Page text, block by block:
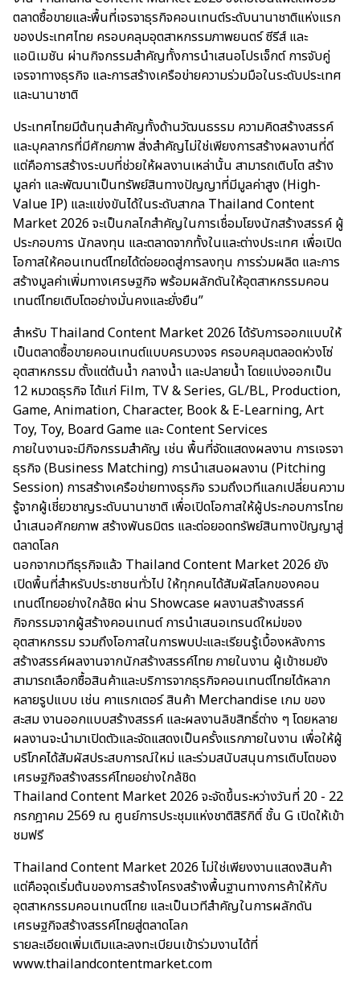
ตลาดซื้อขายและพื้นที่เจรจาธุรกิจคอนเทนต์ระดับนานาชาติแห่งแรก
ของประเทศไทย ครอบคลุมอุตสาหกรรมภาพยนตร์ ซีรีส์ และ
แอนิเมชัน ผ่านกิจกรรมสำคัญทั้งการนำเสนอโปรเจ็กต์ การจับคู่
เจรจาทางธุรกิจ และการสร้างเครือข่ายความร่วมมือในระดับประเทศ
และนานาชาติ
ประเทศไทยมีต้นทุนสำคัญทั้งด้านวัฒนธรรม ความคิดสร้างสรรค์
และบุคลากรที่มีศักยภาพ สิ่งสำคัญไม่ใช่เพียงการสร้างผลงานที่ดี
แต่คือการสร้างระบบที่ช่วยให้ผลงานเหล่านั้น สามารถเติบโต สร้าง
มูลค่า และพัฒนาเป็นทรัพย์สินทางปัญญาที่มีมูลค่าสูง (High-
Value IP) และแข่งขันได้ในระดับสากล Thailand Content
Market 2026 จะเป็นกลไกสำคัญในการเชื่อมโยงนักสร้างสรรค์ ผู้
ประกอบการ นักลงทุน และตลาดจากทั้งในและต่างประเทศ เพื่อเปิด
โอกาสให้คอนเทนต์ไทยได้ต่อยอดสู่การลงทุน การร่วมผลิต และการ
สร้างมูลค่าเพิ่มทางเศรษฐกิจ พร้อมผลักดันให้อุตสาหกรรมคอน
เทนต์ไทยเติบโตอย่างมั่นคงและยั่งยืน”
สำหรับ Thailand Content Market 2026 ได้รับการออกแบบให้
เป็นตลาดซื้อขายคอนเทนต์แบบครบวงจร ครอบคลุมตลอดห่วงโซ่
อุตสาหกรรม ตั้งแต่ต้นน้ำ กลางน้ำ และปลายน้ำ โดยแบ่งออกเป็น
12 หมวดธุรกิจ ได้แก่ Film, TV & Series, GL/BL, Production,
Game, Animation, Character, Book & E-Learning, Art
Toy, Toy, Board Game และ Content Services
ภายในงานจะมีกิจกรรมสำคัญ เช่น พื้นที่จัดแสดงผลงาน การเจรจา
ธุรกิจ (Business Matching) การนำเสนอผลงาน (Pitching
Session) การสร้างเครือข่ายทางธุรกิจ รวมถึงเวทีแลกเปลี่ยนความ
รู้จากผู้เชี่ยวชาญระดับนานาชาติ เพื่อเปิดโอกาสให้ผู้ประกอบการไทย
นำเสนอศักยภาพ สร้างพันธมิตร และต่อยอดทรัพย์สินทางปัญญาสู่
ตลาดโลก
นอกจากเวทีธุรกิจแล้ว Thailand Content Market 2026 ยัง
เปิดพื้นที่สำหรับประชาชนทั่วไป ให้ทุกคนได้สัมผัสโลกของคอน
เทนต์ไทยอย่างใกล้ชิด ผ่าน Showcase ผลงานสร้างสรรค์
กิจกรรมจากผู้สร้างคอนเทนต์ การนำเสนอเทรนด์ใหม่ของ
อุตสาหกรรม รวมถึงโอกาสในการพบปะและเรียนรู้เบื้องหลังการ
สร้างสรรค์ผลงานจากนักสร้างสรรค์ไทย ภายในงาน ผู้เข้าชมยัง
สามารถเลือกซื้อสินค้าและบริการจากธุรกิจคอนเทนต์ไทยได้หลาก
หลายรูปแบบ เช่น คาแรกเตอร์ สินค้า Merchandise เกม ของ
สะสม งานออกแบบสร้างสรรค์ และผลงานลิขสิทธิ์ต่าง ๆ โดยหลาย
ผลงานจะนำมาเปิดตัวและจัดแสดงเป็นครั้งแรกภายในงาน เพื่อให้ผู้
บริโภคได้สัมผัสประสบการณ์ใหม่ และร่วมสนับสนุนการเติบโตของ
เศรษฐกิจสร้างสรรค์ไทยอย่างใกล้ชิด
Thailand Content Market 2026 จะจัดขึ้นระหว่างวันที่ 20 - 22
กรกฎาคม 2569 ณ ศูนย์การประชุมแห่งชาติสิริกิติ์ ชั้น G เปิดให้เข้า
ชมฟรี
Thailand Content Market 2026 ไม่ใช่เพียงงานแสดงสินค้า
แต่คือจุดเริ่มต้นของการสร้างโครงสร้างพื้นฐานทางการค้าให้กับ
อุตสาหกรรมคอนเทนต์ไทย และเป็นเวทีสำคัญในการผลักดัน
เศรษฐกิจสร้างสรรค์ไทยสู่ตลาดโลก
รายละเอียดเพิ่มเติมและลงทะเบียนเข้าร่วมงานได้ที่
www.thailandcontentmarket.com